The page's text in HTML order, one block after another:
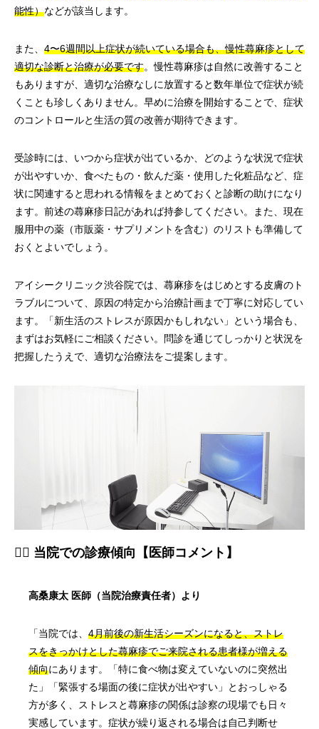
能性）などが該当します。
また、 4〜6週間以上症状が続いている場合も、慢性蕁麻疹として
適切な診断と治療が必要です。慢性蕁麻疹は自然に改善すること
もありますが、適切な治療なしに放置すると数年単位で症状が続
くことも珍しくありません。早めに治療を開始することで、症状
のコントロールと生活の質の改善が期待できます。
受診時には、いつから症状が出ているか、どのような状況で症状
が出やすいか、食べたもの・飲んだ薬・使用した化粧品など、症
状に関連すると思われる情報をまとめておくと診断の助けになり
ます。前述の蕁麻疹日記があれば持参してください。また、現在
服用中の薬（市販薬・サプリメントを含む）のリストも準備して
おくとよいでしょう。
アイシークリニック渋谷院では、蕁麻疹をはじめとする皮膚のト
ラブルについて、原因の特定から治療計画まで丁寧に対応してい
ます。「新生活のストレスが原因かもしれない」という場合も、
まずはお気軽にご相談ください。問診を通じてしっかりと状況を
把握したうえで、適切な治療法をご提案します。
👨‍⚕️ 当院での診療傾向【医師コメント】
高桑康太 医師（当院治療責任者）より
「当院では、 4月前後の新生活シーズンになると、ストレ
スをきっかけとした蕁麻疹でご来院される患者様が増える
傾向にあります。「特に食べ物は変えていないのに突然出
た」「緊張する場面の後に症状が出やすい」とおっしゃる
方が多く、ストレスと蕁麻疹の関係は診察の現場でも日々
実感しています。症状が繰り返される場合は自己判断せ